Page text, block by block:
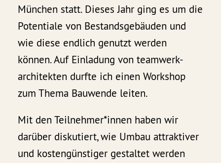
München statt. Dieses Jahr ging es um die
Potentiale von Bestandsgebäuden und
wie diese endlich genutzt werden
können. Auf Einladung von teamwerk-
architekten durfte ich einen Workshop
zum Thema Bauwende leiten.
Mit den Teilnehmer*innen haben wir
darüber diskutiert, wie Umbau attraktiver
und kostengünstiger gestaltet werden